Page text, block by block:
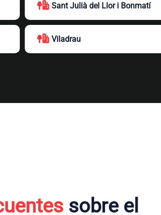
Sant Julià del Llor i Bonmatí
Viladrau
sobre el